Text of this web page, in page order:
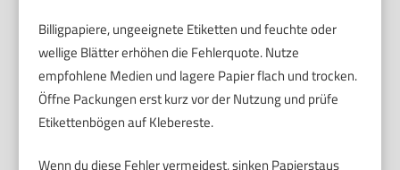
Billigpapiere, ungeeignete Etiketten und feuchte oder
wellige Blätter erhöhen die Fehlerquote. Nutze
empfohlene Medien und lagere Papier flach und trocken.
Öffne Packungen erst kurz vor der Nutzung und prüfe
Etikettenbögen auf Klebereste.
Wenn du diese Fehler vermeidest, sinken Papierstaus